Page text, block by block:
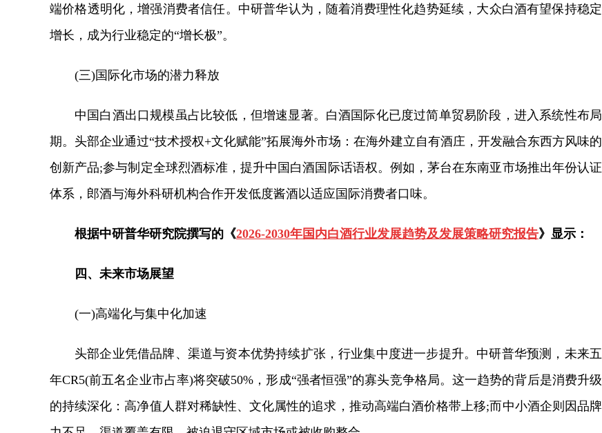
端价格透明化，增强消费者信任。中研普华认为，随着消费理性化趋势延续，大众白酒有望保持稳定
增长，成为行业稳定的“增长极”。
(三)国际化市场的潜力释放
中国白酒出口规模虽占比较低，但增速显著。白酒国际化已度过简单贸易阶段，进入系统性布局
期。头部企业通过“技术授权+文化赋能”拓展海外市场：在海外建立自有酒庄，开发融合东西方风味的
创新产品;参与制定全球烈酒标准，提升中国白酒国际话语权。例如，茅台在东南亚市场推出年份认证
体系，郎酒与海外科研机构合作开发低度酱酒以适应国际消费者口味。
根据中研普华研究院撰写的《2026-2030年国内白酒行业发展趋势及发展策略研究报告》显示：
四、 未来市场展望
(一)高端化与集中化加速
头部企业凭借品牌、渠道与资本优势持续扩张，行业集中度进一步提升。中研普华预测，未来五
年CR5(前五名企业市占率)将突破50%，形成“强者恒强”的寡头竞争格局。这一趋势的背后是消费升级
的持续深化：高净值人群对稀缺性、文化属性的追求，推动高端白酒价格带上移;而中小酒企则因品牌